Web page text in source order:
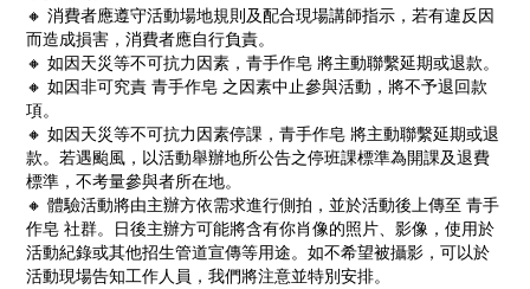
🔸 消費者應遵守活動場地規則及配合現場講師指示，若有違反因
而造成損害，消費者應自行負責。
🔸 如因天災等不可抗力因素，青手作皂 將主動聯繫延期或退款。
🔸 如因非可究責 青手作皂 之因素中止參與活動，將不予退回款
項。
🔸 如因天災等不可抗力因素停課，青手作皂 將主動聯繫延期或退
款。若遇颱風，以活動舉辦地所公告之停班課標準為開課及退費
標準，不考量參與者所在地。
🔸 體驗活動將由主辦方依需求進行側拍，並於活動後上傳至 青手
作皂 社群。日後主辦方可能將含有你肖像的照片、影像，使用於
活動紀錄或其他招生管道宣傳等用途。如不希望被攝影，可以於
活動現場告知工作人員，我們將注意並特別安排。